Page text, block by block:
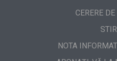
CERERE DE
STIRI
NOTA